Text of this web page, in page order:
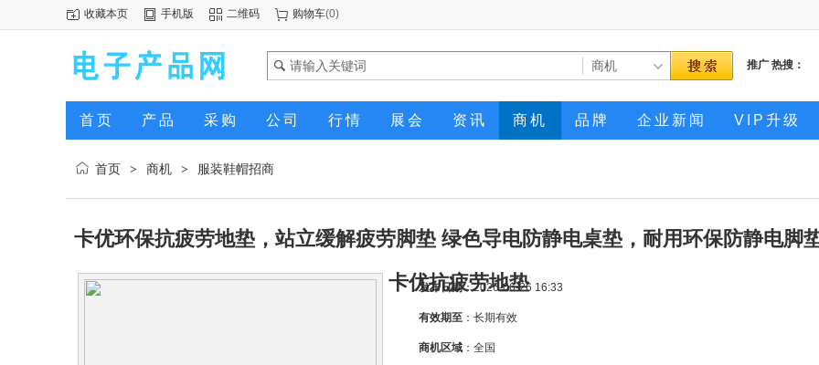
收藏本页 手机版 二维码 购物车(0)
推广 热搜：
首页 产品 采购 公司 行情 展会 资讯 商机 品牌 企业新闻 VIP升级
首页 > 商机 > 服装鞋帽招商
卡优环保抗疲劳地垫，站立缓解疲劳脚垫 绿色导电防静电桌垫，耐用环保防静电脚
卡优抗疲劳地垫
发布日期：2026-06-26 16:33
有效期至 ：长期有效
商机区域 ：全国